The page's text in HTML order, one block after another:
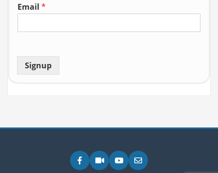
Email *
Signup
Facebook
ZoomYouTube
Email